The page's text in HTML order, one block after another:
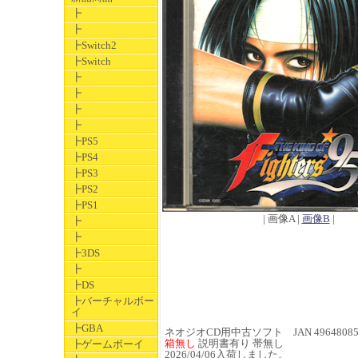
┣
┣
┣Switch2
┣Switch
┣
┣
┣
┣
┣PS5
┣PS4
┣PS3
┣PS2
┣PS1
┣
┣
┣3DS
┣
┣DS
┣バーチャルボー
イ
┣GBA
┣ゲームボーイ
| 画像A | 画像B |
ネオジオCD用中古ソフト JAN
箱無し 説明書有り 帯無し
2026/04/06入荷しました。